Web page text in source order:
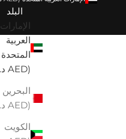
البلد
الإمارات
العربية
المتحدة
(AED د.إ)
البحرين
(AED د.إ)
الكويت